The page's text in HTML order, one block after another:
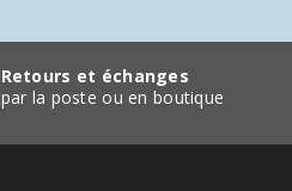
Retours et échanges
par la poste ou en boutique